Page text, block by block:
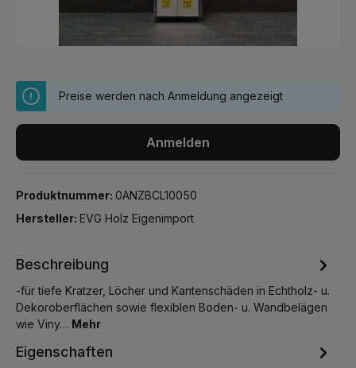
Preise werden nach Anmeldung angezeigt
Anmelden
Produktnummer: 0ANZBCL10050
Hersteller: EVG Holz Eigenimport
Beschreibung
-für tiefe Kratzer, Löcher und Kantenschäden in Echtholz- u.
Dekoroberflächen sowie flexiblen Boden- u. Wandbelägen
wie Viny… Mehr
Eigenschaften